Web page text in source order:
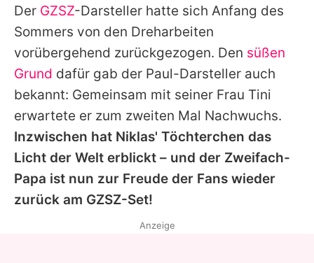
Datenschutzerklärung
Nutzungsbedingungen
Utiq verwalten
Der GZSZ-Darsteller hatte sich Anfang des
Sommers von den Dreharbeiten
vorübergehend zurückgezogen. Den süßen
Grund dafür gab der Paul-Darsteller auch
bekannt: Gemeinsam mit seiner Frau Tini
erwartete er zum zweiten Mal Nachwuchs.
Inzwischen hat Niklas' Töchterchen das
Licht der Welt erblickt – und der Zweifach-
Papa ist nun zur Freude der Fans wieder
zurück am GZSZ-Set!
Anzeige